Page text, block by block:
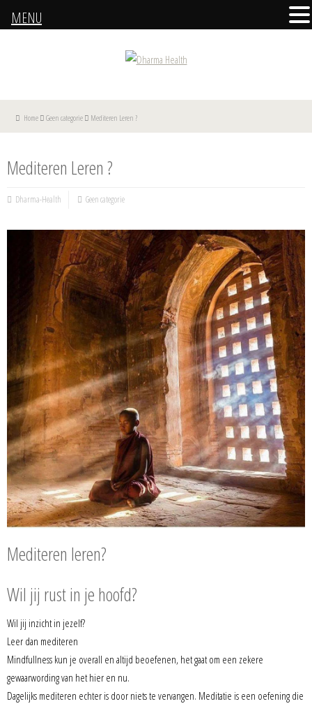
Home Geen categorie Mediteren Leren ?
Mediteren Leren ?
Dharma-Health Geen categorie
Mediteren leren?
Wil jij rust in je hoofd?
Wil jij inzicht in jezelf?
Leer dan mediteren
Mindfullness kun je overall en altijd beoefenen, het gaat om een zekere
gewaarwording van het hier en nu.
Dagelijks mediteren echter is door niets te vervangen. Meditatie is een oefening die
MENU